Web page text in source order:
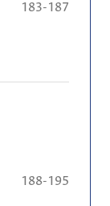
183-187
188-195